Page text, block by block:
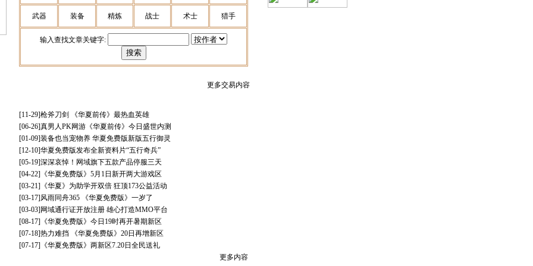
武器 装备 精炼 战士 术士 猎手
输入查找文章关键字:
更多交易内容
[11-29]枪斧刀剑 《华夏前传》最热血英雄
[06-26]真男人PK网游《华夏前传》今日盛世内测
[01-09]装备也当宠物养 华夏免费版新版五行御灵
[12-10]华夏免费版发布全新资料片“五行奇兵”
[05-19]深深哀悼！网域旗下五款产品停服三天
[04-22] 《华夏免费版》5月1日新开两大游戏区
[03-21] 《华夏》为助学开双倍 狂顶173公益活动
[03-17]风雨同舟365 《华夏免费版》一岁了
[03-03] 网域通行证开放注册 雄心打造MMO平台
[08-17] 《华夏免费版》今日19时再开暑期新区
[07-18]热力难挡 《华夏免费版》20日再增新区
[07-17] 《华夏免费版》两新区7.20日全民送礼
更多内容